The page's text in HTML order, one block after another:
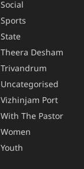
Social
Sports
State
Theera Desham
Trivandrum
Uncategorised
Vizhinjam Port
With The Pastor
Women
Youth